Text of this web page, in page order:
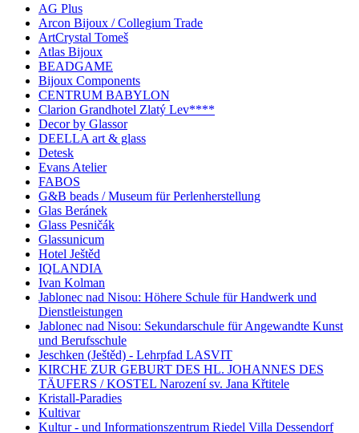
AG Plus
Arcon Bijoux / Collegium Trade
ArtCrystal Tomeš
Atlas Bijoux
BEADGAME
Bijoux Components
CENTRUM BABYLON
Clarion Grandhotel Zlatý Lev****
Decor by Glassor
DEELLA art & glass
Detesk
Evans Atelier
FABOS
G&B beads / Museum für Perlenherstellung
Glas Beránek
Glass Pesničák
Glassunicum
Hotel Ještěd
IQLANDIA
Ivan Kolman
Jablonec nad Nisou: Höhere Schule für Handwerk und
Dienstleistungen
Jablonec nad Nisou: Sekundarschule für Angewandte Kunst
und Berufsschule
Jeschken (Ještěd) - Lehrpfad LASVIT
KIRCHE ZUR GEBURT DES HL. JOHANNES DES
TÄUFERS / KOSTEL Narození sv. Jana Křtitele
Kristall-Paradies
Kultivar
Kultur - und Informationszentrum Riedel Villa Dessendorf